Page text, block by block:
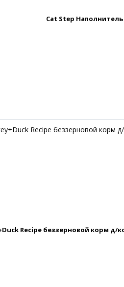
Cat Step Наполнитель
Recipe беззерновой корм